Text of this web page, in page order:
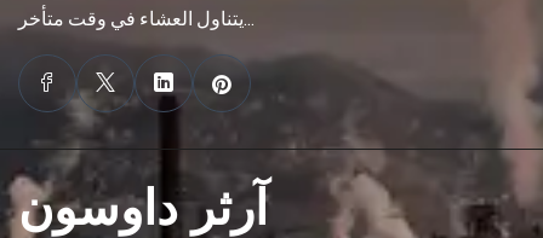
يتناول العشاء في وقت متأخر…
آرثر داوسون